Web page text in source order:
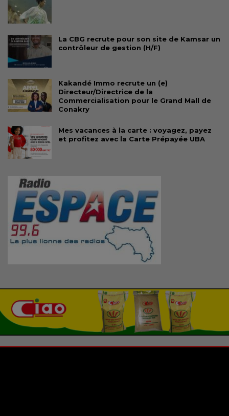
La CBG recrute pour son site de Kamsar un
contrôleur de gestion (H/F)
Kakandé Immo recrute un (e)
Directeur/Directrice de la
Commercialisation pour le Grand Mall de
Conakry
Mes vacances à la carte : voyagez, payez
et profitez avec la Carte Prépayée UBA